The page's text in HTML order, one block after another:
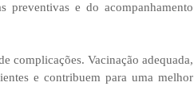
e do acompanhamento
complicações. Vacinação adequada,
e contribuem para uma melhor